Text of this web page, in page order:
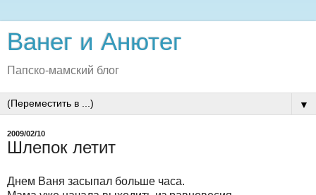
Ванег и Анютег
Папско-мамский блог
▼
2009/02/10
Шлепок летит
Днем Ваня засыпал больше часа.